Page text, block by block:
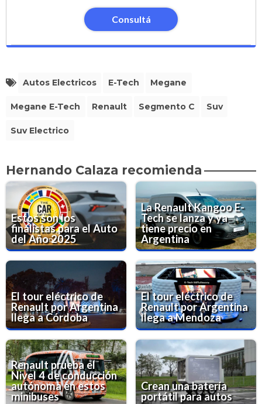
Consultá
Autos Electricos E-Tech Megane
Megane E-Tech Renault Segmento C Suv
Suv Electrico
Hernando Calaza recomienda
Estos son los
finalistas para el Auto
del Año 2025
La Renault Kangoo E-
Tech se lanza y ya
tiene precio en
Argentina
El tour eléctrico de
Renault por Argentina
llega a Córdoba
El tour eléctrico de
Renault por Argentina
llega a Mendoza
Renault prueba el
Nivel 4 de conducción
autónoma en estos
minibuses
Crean una batería
portátil para autos